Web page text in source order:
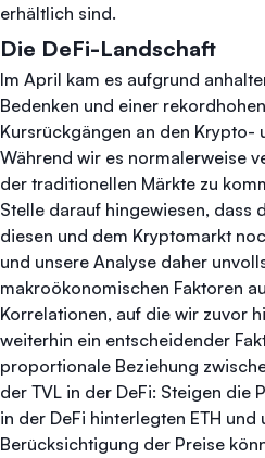
erhältlich sind.
Die DeFi-Landschaft
Im April kam es aufgrund
Bedenken und einer
Kursrückgängen an den Krypto-
Während wir es normalerweise
der traditionellen Märkte zu
Stelle darauf hingewiesen, dass
diesen und dem Kryptomarkt
und unsere Analyse daher
makroökonomischen Faktoren
Korrelationen, auf die wir zuvor
weiterhin ein entscheidender
proportionale Beziehung
der TVL in der DeFi: Steigen die
in der DeFi hinterlegten ETH und
Berücksichtigung der Preise